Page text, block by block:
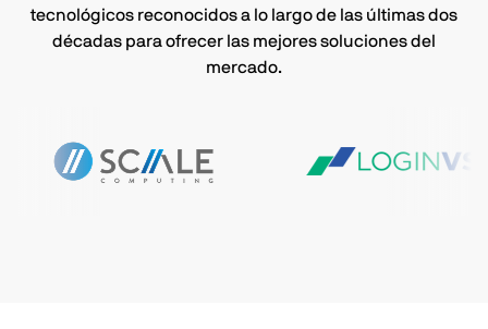
tecnológicos reconocidos a lo largo de las últimas dos
décadas para ofrecer las mejores soluciones del
mercado.